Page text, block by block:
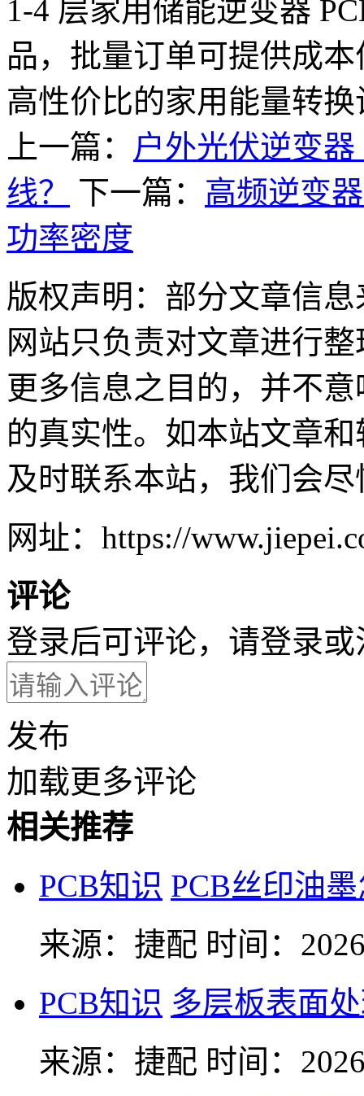
1-4 层家用储能逆变器
品，批量订单可提供成
高性价比的家用能量转换
上一篇： 户外光伏逆变
线？
下一篇： 高频逆变
功率密度
版权声明：部分文章信
网站只负责对文章进行
更多信息之目的，并不
的真实性。如本站文章
及时联系本站，我们会
网址：https://
评论
登录后可评论，请登录或
发布
加载更多评论
相关推荐
PCB知识 PCB丝印油
来源：捷配 时间：
PCB知识 多层板表面
来源：捷配 时间：